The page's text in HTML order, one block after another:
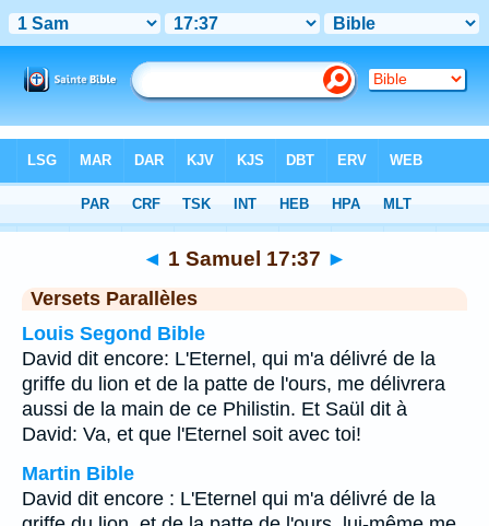
Chapitre 17 > Verset 37
◄ 1 Samuel 17:37 ►
Versets Parallèles
Louis Segond Bible
David dit encore: L'Eternel, qui m'a délivré de la
griffe du lion et de la patte de l'ours, me délivrera
aussi de la main de ce Philistin. Et Saül dit à
David: Va, et que l'Eternel soit avec toi!
Martin Bible
David dit encore : L'Eternel qui m'a délivré de la